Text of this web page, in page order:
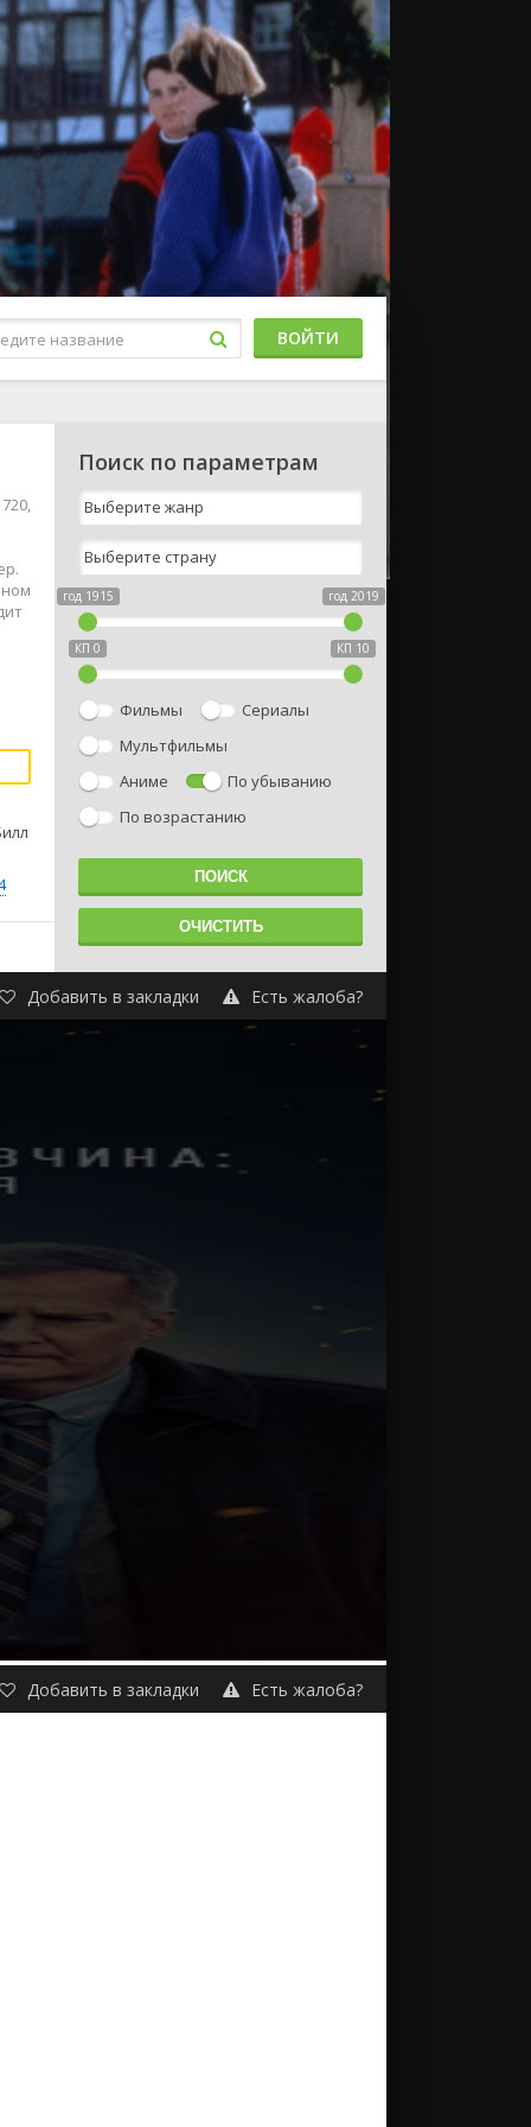
ВОЙТИ
Поиск по параметрам
год 1915 год 2019
КП 0 КП 10
Фильмы
Сериалы
Мультфильмы
Аниме
По убыванию
По возрастанию
Добавить в закладки Есть жалоба?
Добавить в закладки Есть жалоба?